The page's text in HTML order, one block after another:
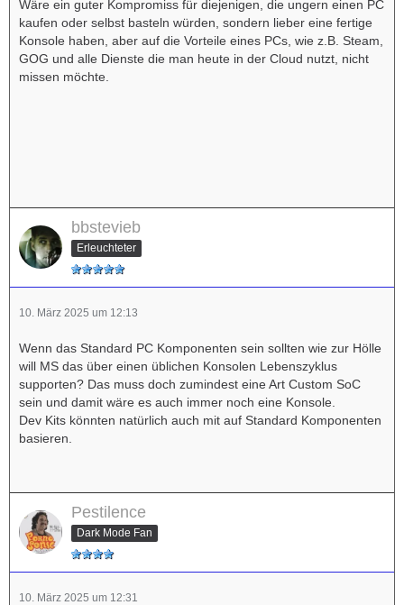
Wäre ein guter Kompromiss für diejenigen, die ungern einen PC
kaufen oder selbst basteln würden, sondern lieber eine fertige
Konsole haben, aber auf die Vorteile eines PCs, wie z.B. Steam,
GOG und alle Dienste die man heute in der Cloud nutzt, nicht
missen möchte.
bbstevieb
Erleuchteter
10. März 2025 um 12:13
Wenn das Standard PC Komponenten sein sollten wie zur Hölle
will MS das über einen üblichen Konsolen Lebenszyklus
supporten? Das muss doch zumindest eine Art Custom SoC
sein und damit wäre es auch immer noch eine Konsole.
Dev Kits könnten natürlich auch mit auf Standard Komponenten
basieren.
Pestilence
Dark Mode Fan
10. März 2025 um 12:31